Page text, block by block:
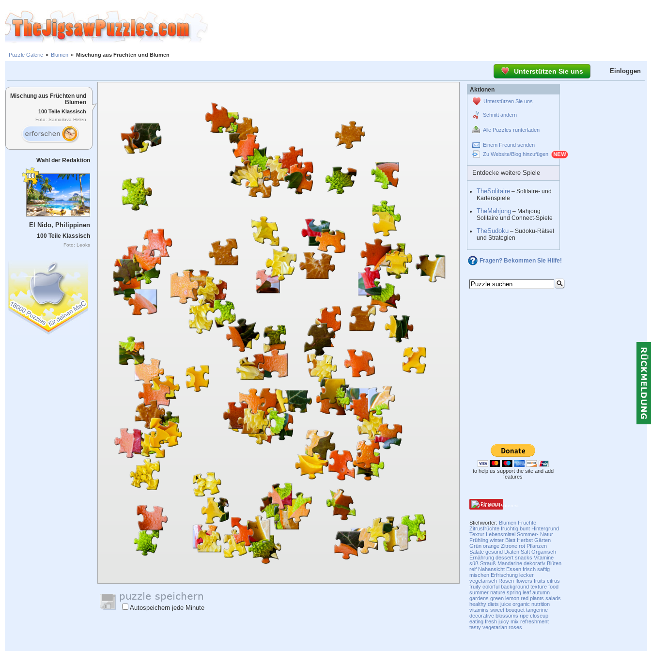
Puzzle Galerie » Blumen » Mischung aus Früchten und Blumen
Unterstützen Sie uns Einloggen
Mischung aus Früchten und
Blumen
100 Teile Klassisch
Foto: Samoilova Helen
Wahl der Redaktion
El Nido, Philippinen
100 Teile Klassisch
Foto: Leoks
Autospeichern jede Minute
Aktionen
Unterstützen Sie uns
Schnitt ändern
Alle Puzzles runterladen
Einem Freund senden
Zu Website/Blog hinzufügen
Entdecke weitere Spiele
TheSolitaire – Solitaire- und
Kartenspiele
TheMahjong – Mahjong
Solitaire und Connect-Spiele
TheSudoku – Sudoku-Rätsel
und Strategien
Fragen? Bekommen Sie Hilfe!
to help us support the site and add
features
Pinterest
Stichwörter: Blumen Früchte
Zitrusfrüchte fruchtig bunt Hintergrund
Textur Lebensmittel Sommer- Natur
Frühling winter Blatt Herbst Gärten
Grün orange Zitrone rot Pflanzen
Salate gesund Diäten Saft Organisch
Ernährung dessert snacks Vitamine
süß Strauß Mandarine dekorativ Blüten
reif Nahansicht Essen frisch saftig
mischen Erfrischung lecker
vegetarisch Rosen flowers fruits citrus
fruity colorful background texture food
summer nature spring leaf autumn
gardens green lemon red plants salads
healthy diets juice organic nutrition
vitamins sweet bouquet tangerine
decorative blossoms ripe closeup
eating fresh juicy mix refreshment
tasty vegetarian roses